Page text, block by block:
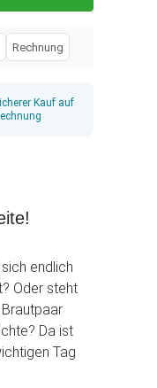
Rechnung
Kauf auf
endlich
Oder steht
Da ist
Tag